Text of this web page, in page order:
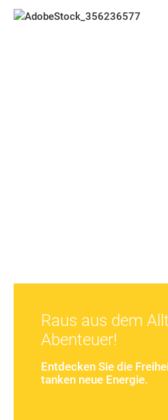
Raus aus dem Alltag - rein ins
Raus aus dem
Abenteuer!
Entdecken Sie die
tanken neue Energie.